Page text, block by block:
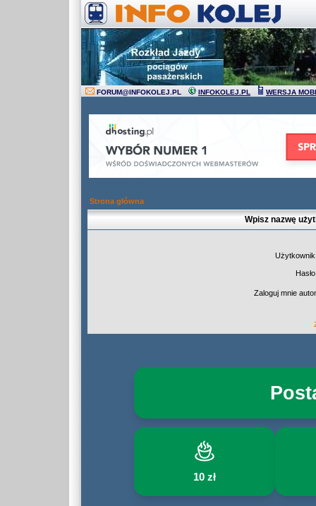
FORUM@INFOKOLEJ.PL INFOKOLEJ.PL WERSJA
Strona główna
Wpisz nazwę
Zaloguj mnie
10 zł